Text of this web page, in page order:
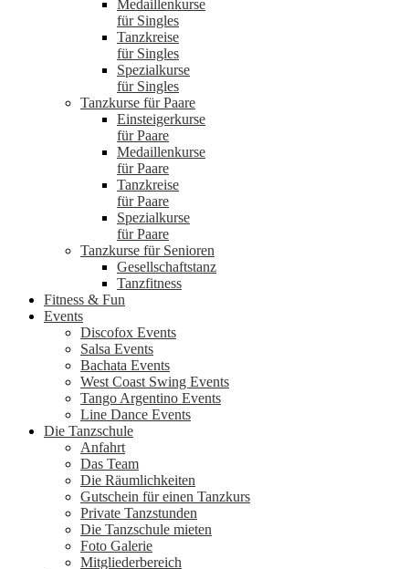
Medaillenkurse
für Singles
Tanzkreise
für Singles
Spezialkurse
für Singles
Tanzkurse für Paare
Einsteigerkurse
für Paare
Medaillenkurse
für Paare
Tanzkreise
für Paare
Spezialkurse
für Paare
Tanzkurse für Senioren
Gesellschaftstanz
Tanzfitness
Fitness & Fun
Events
Discofox Events
Salsa Events
Bachata Events
West Coast Swing Events
Tango Argentino Events
Line Dance Events
Die Tanzschule
Anfahrt
Das Team
Die Räumlichkeiten
Gutschein für einen Tanzkurs
Private Tanzstunden
Die Tanzschule mieten
Foto Galerie
Mitgliederbereich